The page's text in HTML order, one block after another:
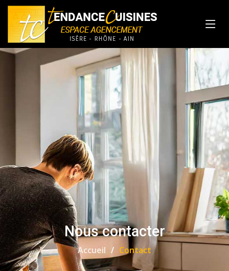
Nous contacter
Accueil Contact